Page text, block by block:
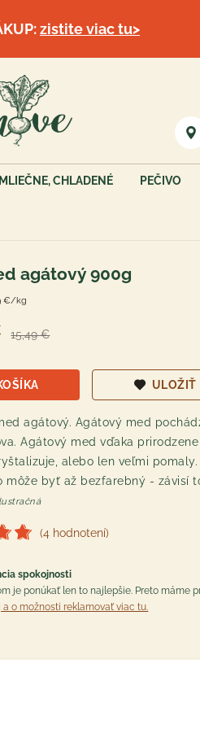
zistite viac tu>
MLIEČNE, CHLADENÉ PEČIVO
agátový 900g
€/kg
15,49 €
ULOŽIŤ
agátový. Agátový med
Agátový med vďaka
alebo len veľmi
môže byť až bezfarebný - závisí
(4 hodnotení)
spokojnosti
je ponúkať len to najlepšie. Preto máme
a o možnosti reklamovať viac tu.